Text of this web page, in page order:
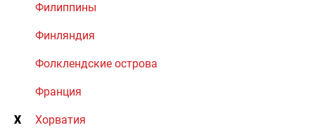
Филиппины
Финляндия
Фолклендские острова
Франция
Х Хорватия